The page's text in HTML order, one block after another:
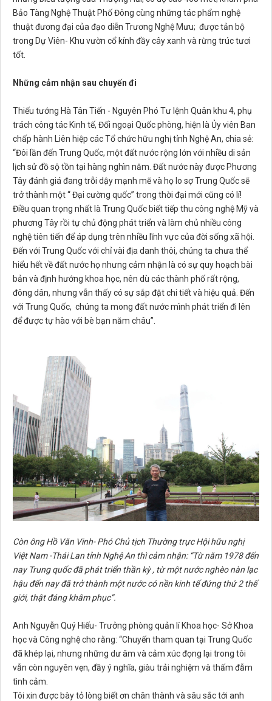
Bảo Tàng Nghệ Thuật Phố Đông cùng những tác phẩm nghệ
thuật đương đại của đạo diễn Trương Nghệ Mưu; được tản bộ
trong Dự Viên- Khu vườn cổ kính đầy cây xanh và rừng trúc tươi
tốt.
Những cảm nhận sau chuyến đi
Thiếu tướng Hà Tân Tiến - Nguyên Phó Tư lệnh Quân khu 4, phụ
trách công tác Kinh tế, Đối ngoại Quốc phòng, hiện là Ủy viên Ban
chấp hành Liên hiệp các Tổ chức hữu nghị tỉnh Nghệ An, chia sẻ:
“Đôi lần đến Trung Quốc, một đất nước rộng lớn với nhiều di sản
lịch sử đồ sộ tồn tại hàng nghìn năm. Đất nước này được Phương
Tây đánh giá đang trỗi dậy mạnh mẽ và họ lo sợ Trung Quốc sẽ
trở thành một “ Đại cường quốc” trong thời đại mới cũng có lí!
Điều quan trọng nhất là Trung Quốc biết tiếp thu công nghệ Mỹ và
phương Tây rồi tự chủ động phát triển và làm chủ nhiều công
nghệ tiên tiến để áp dụng trên nhiều lĩnh vực của đời sống xã hội.
Đến với Trung Quốc với chỉ vài địa danh thôi, chúng ta chưa thể
hiểu hết về đất nước họ nhưng cảm nhận là có sự quy hoạch bài
bản và định hướng khoa học, nên dù các thành phố rất rộng,
đông dân, nhưng vẫn thấy có sự sắp đặt chi tiết và hiệu quả. Đến
với Trung Quốc, chúng ta mong đất nước mình phát triển đi lên
để được tự hào với bè bạn năm châu”.
Còn ông Hồ Văn Vinh- Phó Chủ tịch Thường trực Hội hữu nghị
Việt Nam -Thái Lan tỉnh Nghệ An thì cảm nhận: “Từ năm 1978 đến
nay Trung quốc đã phát triển thần kỳ , từ một nước nghèo nàn lạc
hậu đến nay đã trở thành một nước có nền kinh tế đứng thứ 2 thế
giới, thật đáng khâm phục”.
Anh Nguyễn Quý Hiếu- Trưởng phòng quản lí Khoa học- Sở Khoa
học và Công nghệ cho rằng: “Chuyến tham quan tại Trung Quốc
đã khép lại, nhưng những dư âm và cảm xúc đọng lại trong tôi
vẫn còn nguyên vẹn, đầy ý nghĩa, giàu trải nghiệm và thấm đẫm
tình cảm.
Tôi xin được bày tỏ lòng biết ơn chân thành và sâu sắc tới anh